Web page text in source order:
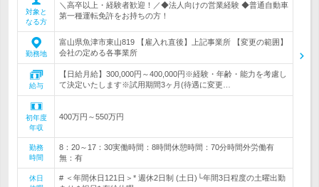
対象と
なる方
＼高卒以上・経験者歓迎！／◆法人向けの営業経験 ◆普通自動車
第一種運転免許をお持ちの方！
勤務地
富山県魚津市東山819 【雇入れ直後】上記事業所 【変更の範囲】
会社の定める各事業所
給与
【日給月給】300,000円～400,000円※経験・年齢・能力を考慮し
て決定いたします※試用期間3ヶ月(待遇に変更…
初年度
年収
400万円～550万円
勤務
時間
8：20～17：30実働時間：8時間休憩時間：70分時間外労働有
無：有
休日
# ＜年間休日121日＞* 週休2日制 (土日)└年間3日程度の土曜出勤